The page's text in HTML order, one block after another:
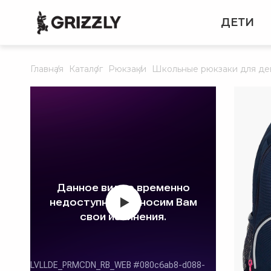
ДЕТИ
Главная Каталог Рюкзаки Школьные рюкзаки для